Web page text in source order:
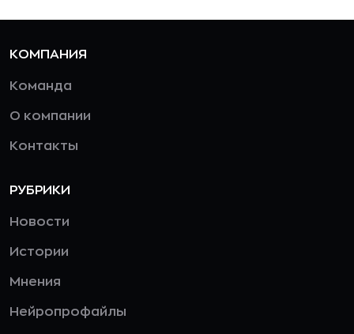
КОМПАНИЯ
Команда
О компании
Контакты
РУБРИКИ
Новости
Истории
Мнения
Нейропрофайлы